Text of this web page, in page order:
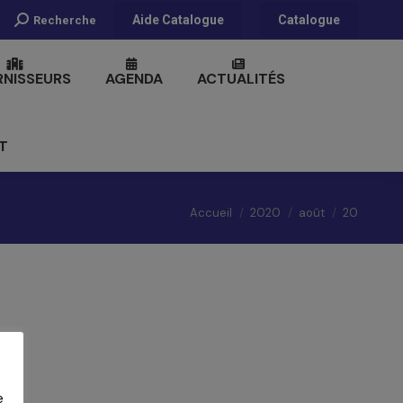
Recherche
Recherche Aide Catalogue Catalogue
AGENDA ACTUALITÉS
Vous êtes ici :
Accueil 2020 août 20